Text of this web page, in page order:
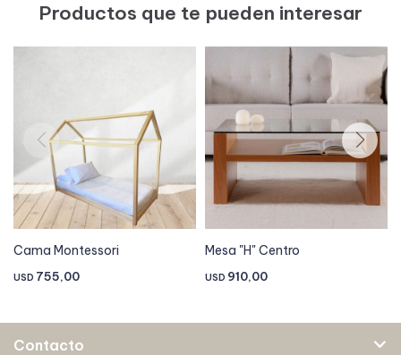
Productos que te pueden interesar
Cama Montessori
USD 755,00
Mesa "H" Centro
USD 910,00
Contacto